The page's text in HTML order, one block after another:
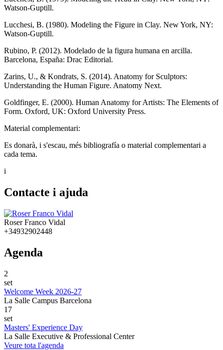
Watson-Guptill.
Lucchesi, B. (1980). Modeling the Figure in Clay. New York, NY:
Watson-Guptill.
Rubino, P. (2012). Modelado de la figura humana en arcilla.
Barcelona, España: Drac Editorial.
Zarins, U., & Kondrats, S. (2014). Anatomy for Sculptors:
Understanding the Human Figure. Anatomy Next.
Goldfinger, E. (2000). Human Anatomy for Artists: The Elements of
Form. Oxford, UK: Oxford University Press.
Material complementari:
Es donarà, i s'escau, més bibliografía o material complementari a
cada tema.
i
Contacte i ajuda
Roser Franco Vidal
+34932902448
Agenda
2
set
Welcome Week 2026-27
La Salle Campus Barcelona
17
set
Masters' Experience Day
La Salle Executive & Professional Center
Veure tota l'agenda